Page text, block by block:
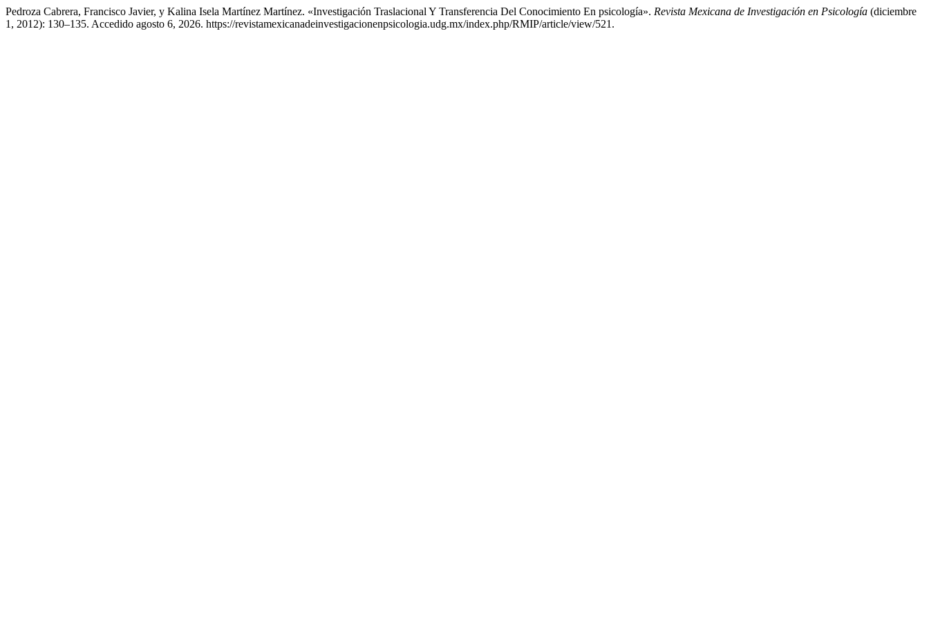
Pedroza Cabrera, Francisco Javier, y Kalina Isela Martínez Martínez. «Investigación Traslacional Y Transferencia Del Conocimiento En psicología». Revista Mexicana de Investigación en Psicología (diciembre
1, 2012): 130–135. Accedido agosto 6, 2026. https://revistamexicanadeinvestigacionenpsicologia.udg.mx/index.php/RMIP/article/view/521.